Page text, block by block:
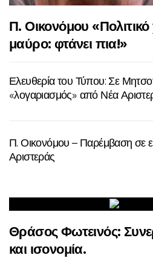
Π. Οικονόμου
μαύρο: φτάνει πια!»
Ελευθερία του Τύπου: Σε
«λογαριασμός» από Νέα
Π. Οικονόμου – Παρέμβαση σε
Αριστεράς
Θράσος Φωτεινός:
και ισονομία.